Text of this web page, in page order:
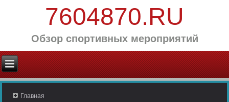
7604870.RU
Обзор спортивных мероприятий
Главная